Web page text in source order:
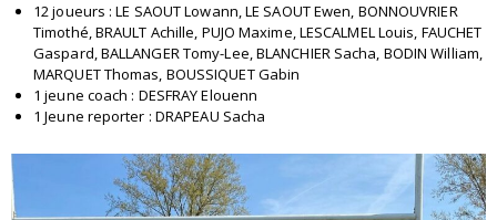
12 joueurs : LE SAOUT Lowann, LE SAOUT Ewen, BONNOUVRIER
Timothé, BRAULT Achille, PUJO Maxime, LESCALMEL Louis, FAUCHET
Gaspard, BALLANGER Tomy-Lee, BLANCHIER Sacha, BODIN William,
MARQUET Thomas, BOUSSIQUET Gabin
1 jeune coach : DESFRAY Elouenn
1 Jeune reporter : DRAPEAU Sacha